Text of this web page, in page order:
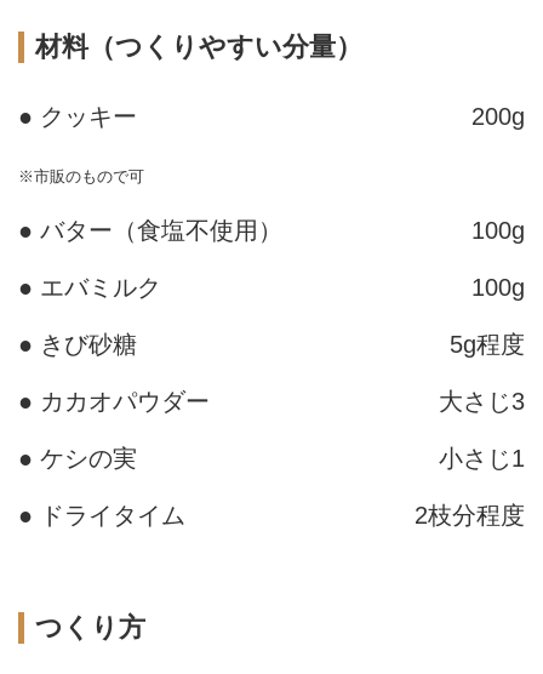
材料（つくりやすい分量）
● クッキー 200g
※市販のもので可
● バター（食塩不使用） 100g
● エバミルク 100g
● きび砂糖 5g程度
● カカオパウダー 大さじ3
● ケシの実 小さじ1
● ドライタイム 2枝分程度
つくり方